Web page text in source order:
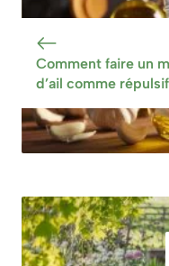
Comment faire un
d’ail comme